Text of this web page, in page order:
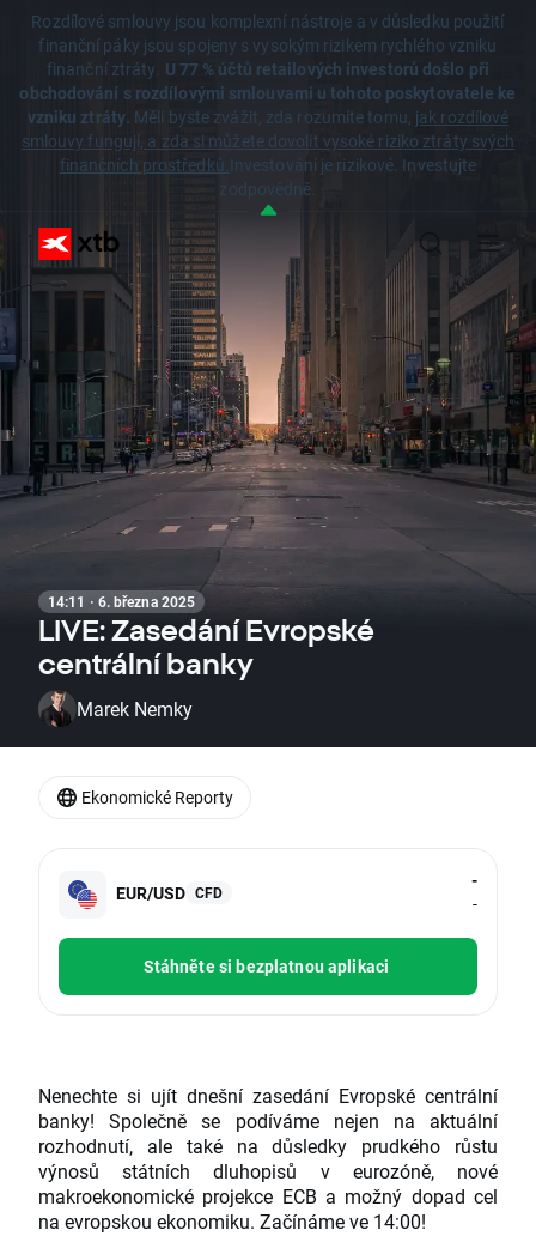
Rozdílové smlouvy jsou komplexní nástroje a v důsledku použití
finanční páky jsou spojeny s vysokým rizikem rychlého vzniku
finanční ztráty. U 77 % účtů retailových investorů došlo při
obchodování s rozdílovými smlouvami u tohoto poskytovatele ke
vzniku ztráty. Měli byste zvážit, zda rozumíte tomu, jak rozdílové
smlouvy fungují, a zda si můžete dovolit vysoké riziko ztráty svých
finančních prostředků.Investování je rizikové. Investujte
zodpovědně.
14:11 · 6. března 2025
LIVE: Zasedání Evropské
centrální banky
Marek Nemky
EUR/USD CFD
-
-
Stáhněte si bezplatnou aplikaci
Nenechte si ujít dnešní zasedání Evropské centrální
banky! Společně se podíváme nejen na aktuální
rozhodnutí, ale také na důsledky prudkého růstu
výnosů státních dluhopisů v eurozóně, nové
makroekonomické projekce ECB a možný dopad cel
na evropskou ekonomiku. Začínáme ve 14:00!
Ekonomické Reporty